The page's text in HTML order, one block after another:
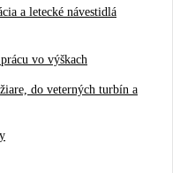
a letecké návestidlá
vo výškach
do veterných turbín a